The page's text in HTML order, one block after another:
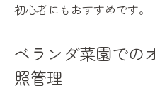
初心者にもおすすめです。
ベランダ菜園での
照管理